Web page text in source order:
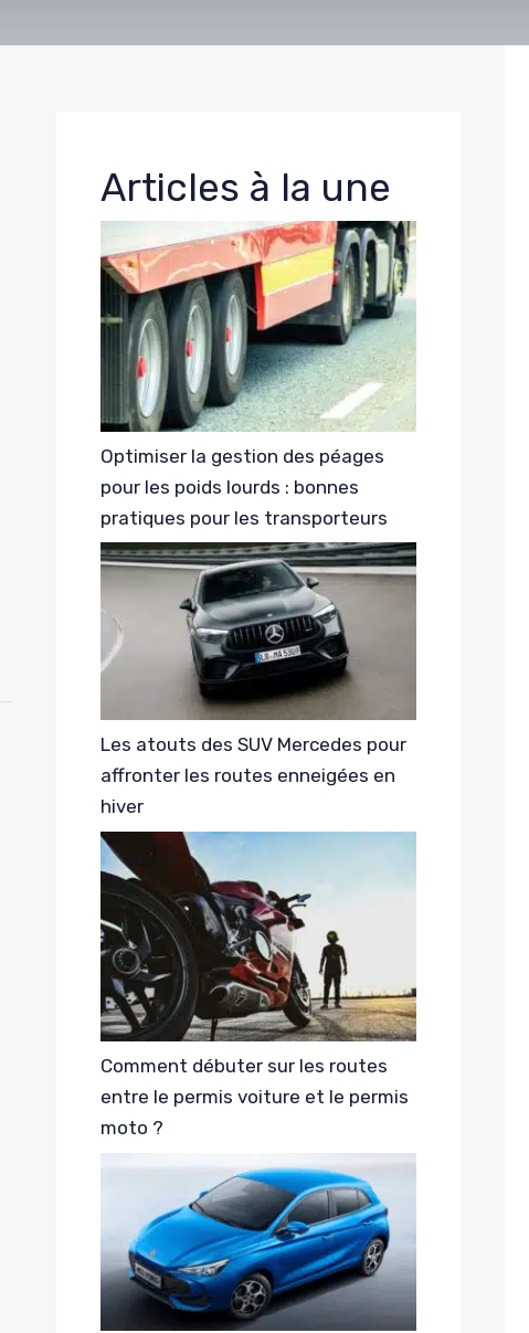
Articles à la une
Optimiser la gestion des péages
pour les poids lourds : bonnes
pratiques pour les transporteurs
Les atouts des SUV Mercedes pour
affronter les routes enneigées en
hiver
Comment débuter sur les routes
entre le permis voiture et le permis
moto ?